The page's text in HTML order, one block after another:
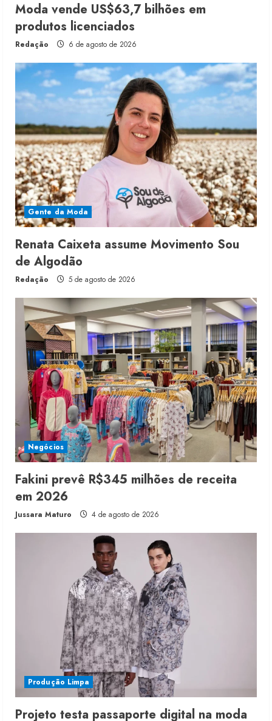
Moda vende US$63,7 bilhões em
produtos licenciados
Redação 6 de agosto de 2026
Gente da Moda
Renata Caixeta assume Movimento Sou
de Algodão
Redação 5 de agosto de 2026
Negócios
Fakini prevê R$345 milhões de receita
em 2026
Jussara Maturo 4 de agosto de 2026
Produção Limpa
Projeto testa passaporte digital na moda